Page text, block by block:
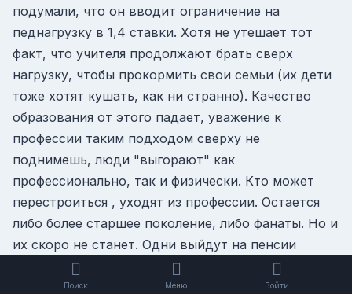
подумали, что он вводит ограничение на
педнагрузку в 1,4 ставки. Хотя не утешает тот
факт, что учителя продолжают брать сверх
нагрузку, чтобы прокормить свои семьи (их дети
тоже хотят кушать, как ни странно). Качество
образования от этого падает, уважение к
профессии таким подходом сверху не
поднимешь, люди "выгорают" как
профессионально, так и физически. Кто может
перестроиться , уходят из профессии. Остается
либо более старшее поколение, либо фанаты. Но и
их скоро не станет. Одни выйдут на пенсии
(интересно, а им хватит на лекарства с
учительской пенсией?), другие просто вымрут от
Поиск Меню Войти